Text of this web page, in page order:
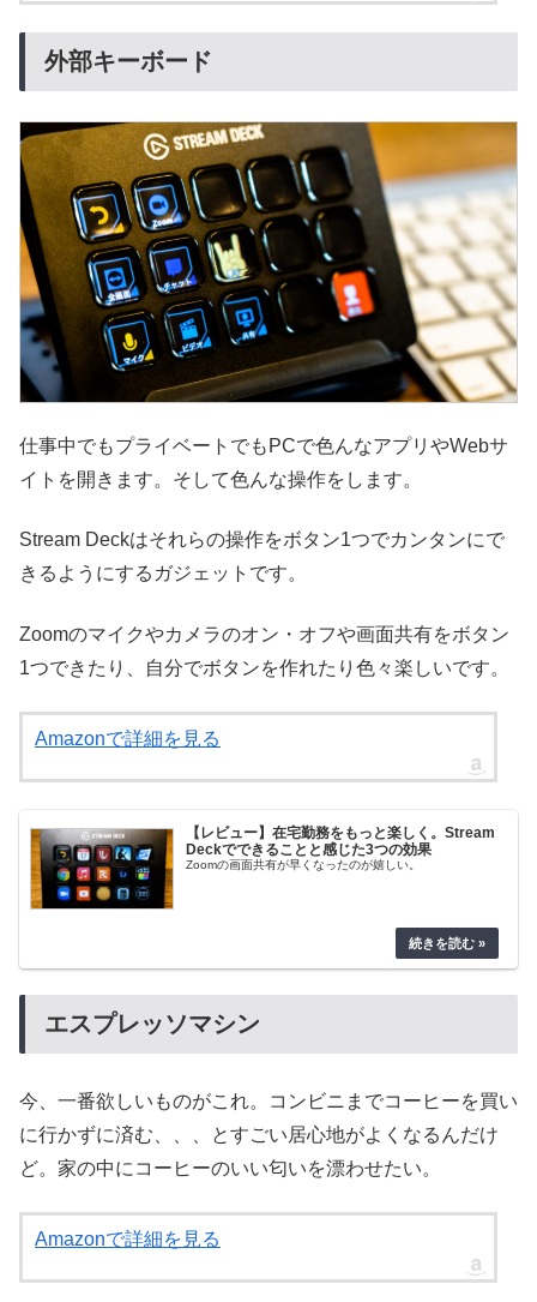
外部キーボード
仕事中でもプライベートでもPCで色んなアプリやWebサ
イトを開きます。そして色んな操作をします。
Stream Deckはそれらの操作をボタン1つでカンタンにで
きるようにするガジェットです。
Zoomのマイクやカメラのオン・オフや画面共有をボタン
1つできたり、自分でボタンを作れたり色々楽しいです。
Amazonで詳細を見る
【レビュー】在宅勤務をもっと楽しく。Stream
Deckでできることと感じた3つの効果
Zoomの画面共有が早くなったのが嬉しい。
エスプレッソマシン
今、一番欲しいものがこれ。コンビニまでコーヒーを買い
に行かずに済む、、、とすごい居心地がよくなるんだけ
ど。家の中にコーヒーのいい匂いを漂わせたい。
Amazonで詳細を見る